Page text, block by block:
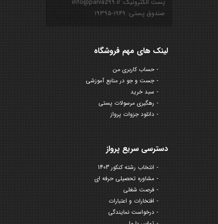
پست الکترونیک: info@parvaz99.ir
صندوق پستی: ۱۹۴۹-۱۹۳۹۵
لینک های مهم فروشگاه
حساب کاربری من
جست و جو در منابع آموزشی
سبد خرید
رهگیری مرسولات پستی
دانلود جزوات پرواز
دسترسی سریع پرواز
انتخاب رشته کنکور 1403
مشاوره تحصیلی حرفه ای
فرصت شغلی
افتخارات و اعتبارات
درخواست نمایندگی